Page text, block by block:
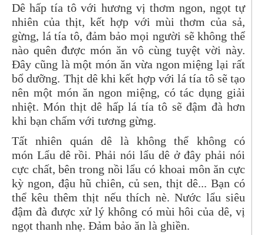
Dê hấp tía tô với hương vị thơm ngon, ngọt tự
nhiên của thịt, kết hợp với mùi thơm của sả,
gừng, lá tía tô, đảm bảo mọi người sẽ không thể
nào quên được món ăn vô cùng tuyệt vời này.
Đây cũng là một món ăn vừa ngon miệng lại rất
bổ dưỡng. Thịt dê khi kết hợp với lá tía tô sẽ tạo
nên một món ăn ngon miệng, có tác dụng giải
nhiệt. Món thịt dê hấp lá tía tô sẽ đậm đà hơn
khi bạn chấm với tương gừng.
Tất nhiên quán dê là không thể không có
món Lẩu dêrồi. Phải nói lẩu dê ở đây phải nói
cực chất, bên trong nồi lẩu có khoai môn ăn cực
kỳ ngon, đậu hũ chiên, củ sen, thịt dê... Bạn có
thể kêu thêm thịt nếu thích nè. Nước lẩu siêu
đậm đà được xử lý không có mùi hôi của dê, vị
ngọt thanh nhẹ. Đảm bảo ăn là ghiền.